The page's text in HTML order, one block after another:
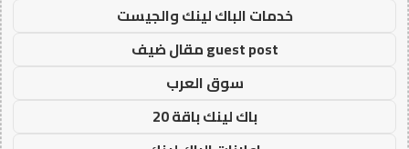
خدمات الباك لينك والجيست
guest post مقال ضيف
سوق العرب
باك لينك باقة 20